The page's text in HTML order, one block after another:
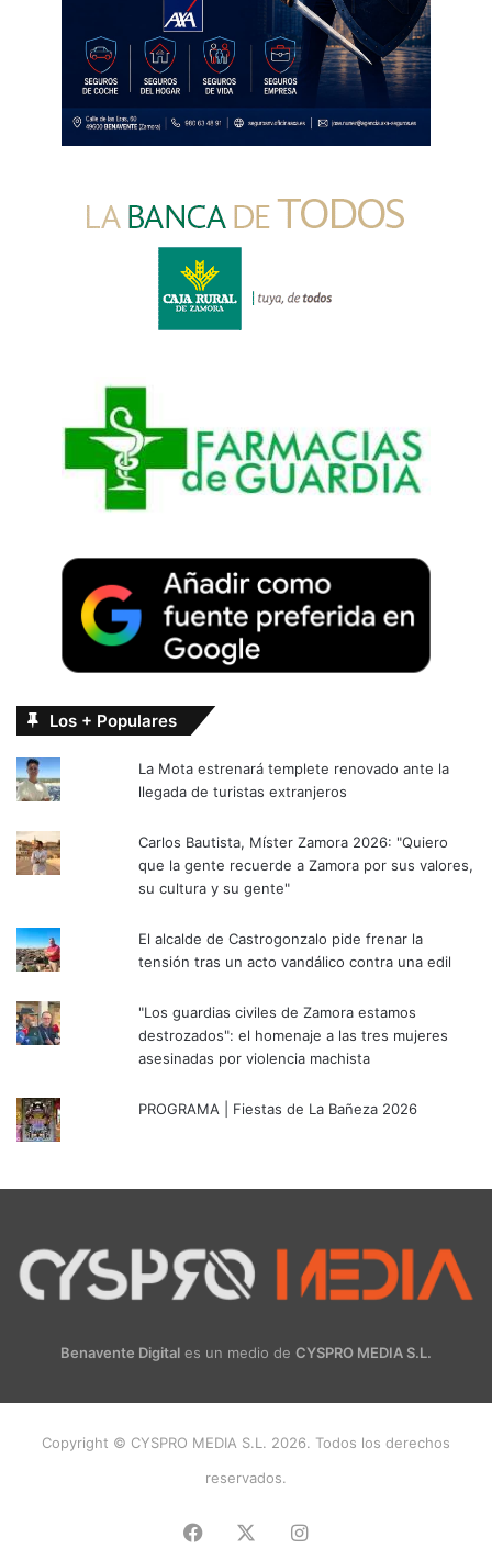
Los + Populares
La Mota estrenará templete renovado ante la
llegada de turistas extranjeros
Carlos Bautista, Míster Zamora 2026: "Quiero
que la gente recuerde a Zamora por sus valores,
su cultura y su gente"
El alcalde de Castrogonzalo pide frenar la
tensión tras un acto vandálico contra una edil
"Los guardias civiles de Zamora estamos
destrozados": el homenaje a las tres mujeres
asesinadas por violencia machista
PROGRAMA | Fiestas de La Bañeza 2026
Benavente Digital es un medio de CYSPRO MEDIA S.L.
Copyright © CYSPRO MEDIA S.L. 2026. Todos los derechos
reservados.
Facebook Instagram